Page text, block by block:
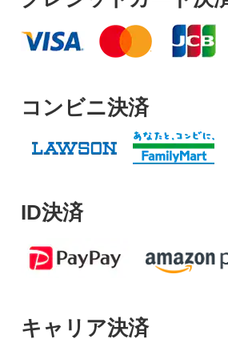
コンビニ決済
ID決済
キャリア決済